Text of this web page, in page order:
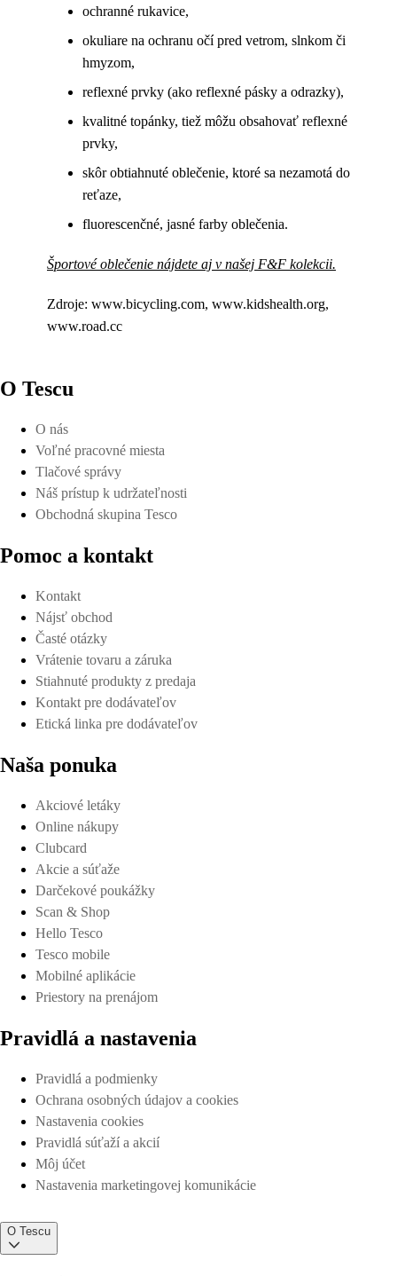
ochranné rukavice,
okuliare na ochranu očí pred vetrom, slnkom či
hmyzom,
reflexné prvky (ako reflexné pásky a odrazky),
kvalitné topánky, tiež môžu obsahovať reflexné
prvky,
skôr obtiahnuté oblečenie, ktoré sa nezamotá do
reťaze,
fluorescenčné, jasné farby oblečenia.
Športové oblečenie nájdete aj v našej F&F kolekcii.
Zdroje: www.bicycling.com, www.kidshealth.org,
www.road.cc
O Tescu
O nás
Voľné pracovné miesta
Tlačové správy
Náš prístup k udržateľnosti
Obchodná skupina Tesco
Pomoc a kontakt
Kontakt
Nájsť obchod
Časté otázky
Vrátenie tovaru a záruka
Stiahnuté produkty z predaja
Kontakt pre dodávateľov
Etická linka pre dodávateľov
Naša ponuka
Akciové letáky
Online nákupy
Clubcard
Akcie a súťaže
Darčekové poukážky
Scan & Shop
Hello Tesco
Tesco mobile
Mobilné aplikácie
Priestory na prenájom
Pravidlá a nastavenia
Pravidlá a podmienky
Ochrana osobných údajov a cookies
Nastavenia cookies
Pravidlá súťaží a akcií
Môj účet
Nastavenia marketingovej komunikácie
O Tescu